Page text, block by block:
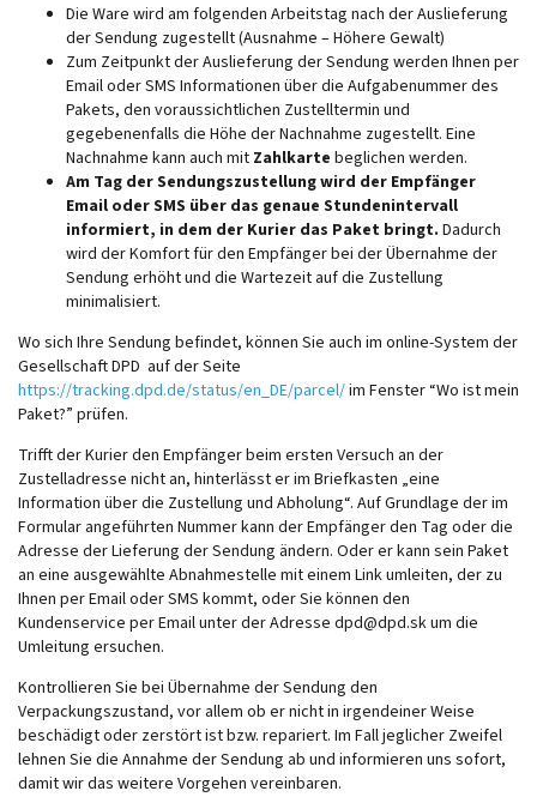
Die Ware wird am folgenden Arbeitstag nach der Auslieferung
der Sendung zugestellt (Ausnahme – Höhere Gewalt)
Zum Zeitpunkt der Auslieferung der Sendung werden Ihnen per
Email oder SMS Informationen über die Aufgabenummer des
Pakets, den voraussichtlichen Zustelltermin und
gegebenenfalls die Höhe der Nachnahme zugestellt. Eine
Nachnahme kann auch mit Zahlkarte beglichen werden.
Am Tag der Sendungszustellung wird der Empfänger
Email oder SMS über das genaue Stundenintervall
informiert, in dem der Kurier das Paket bringt. Dadurch
wird der Komfort für den Empfänger bei der Übernahme der
Sendung erhöht und die Wartezeit auf die Zustellung
minimalisiert.
Wo sich Ihre Sendung befindet, können Sie auch im online-System der
Gesellschaft DPD auf der Seite
https://tracking.dpd.de/status/en_DE/parcel/im Fenster “Wo ist mein
Paket?” prüfen.
Trifft der Kurier den Empfänger beim ersten Versuch an der
Zustelladresse nicht an, hinterlässt er im Briefkasten „eine
Information über die Zustellung und Abholung“. Auf Grundlage der im
Formular angeführten Nummer kann der Empfänger den Tag oder die
Adresse der Lieferung der Sendung ändern. Oder er kann sein Paket
an eine ausgewählte Abnahmestelle mit einem Link umleiten, der zu
Ihnen per Email oder SMS kommt, oder Sie können den
Kundenservice per Email unter der Adresse dpd@dpd.skum die
Umleitung ersuchen.
Kontrollieren Sie bei Übernahme der Sendung den
Verpackungszustand, vor allem ob er nicht in irgendeiner Weise
beschädigt oder zerstört ist bzw. repariert. Im Fall jeglicher Zweifel
lehnen Sie die Annahme der Sendung ab und informieren uns sofort,
damit wir das weitere Vorgehen vereinbaren.